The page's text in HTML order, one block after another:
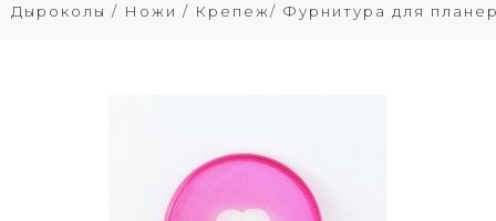
Дыроколы / Ножи / Крепеж/ Фурнитура для